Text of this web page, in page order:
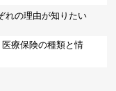
れの理由が知りたい
療保険の種類と情